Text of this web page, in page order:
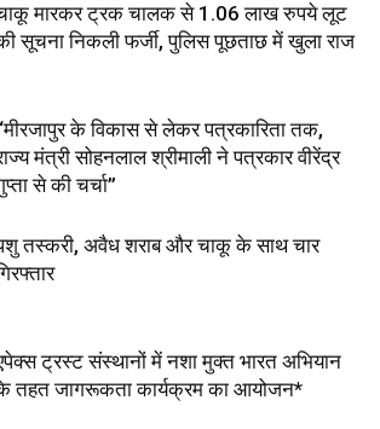
मारकर ट्रक चालक से 1.06 लाख रुपये लूट
सूचना निकली फर्जी, पुलिस पूछताछ में खुला राज
के विकास से लेकर पत्रकारिता तक,
मंत्री सोहनलाल श्रीमाली ने पत्रकार वीरेंद्र
से की चर्चा”
तस्करी, अवैध शराब और चाकू के साथ चार
ट्रस्ट संस्थानों में नशा मुक्त भारत अभियान
तहत जागरूकता कार्यक्रम का आयोजन*